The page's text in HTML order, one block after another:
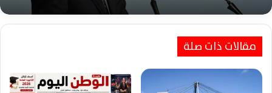
مقالات ذات صلة